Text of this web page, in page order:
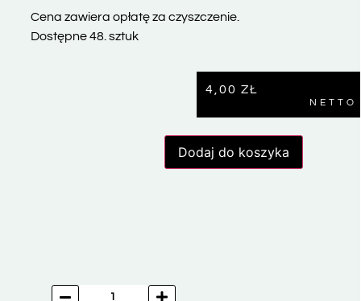
Cena zawiera opłatę za czyszczenie.
Dostępne 48. sztuk
4,00 ZŁ
NETTO
Dodaj do koszyka